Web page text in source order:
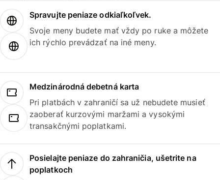
Spravujte peniaze odkiaľkoľvek.
Svoje meny budete mať vždy po ruke a môžete
ich rýchlo prevádzať na iné meny.
Medzinárodná debetná karta
Pri platbách v zahraničí sa už nebudete musieť
zaoberať kurzovými maržami a vysokými
transakčnými poplatkami.
Posielajte peniaze do zahraničia, ušetrite na
poplatkoch